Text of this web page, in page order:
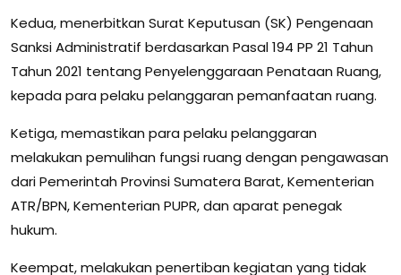
Kedua, menerbitkan Surat Keputusan (SK) Pengenaan
Sanksi Administratif berdasarkan Pasal 194 PP 21 Tahun
Tahun 2021 tentang Penyelenggaraan Penataan Ruang,
kepada para pelaku pelanggaran pemanfaatan ruang.
Ketiga, memastikan para pelaku pelanggaran
melakukan pemulihan fungsi ruang dengan pengawasan
dari Pemerintah Provinsi Sumatera Barat, Kementerian
ATR/BPN, Kementerian PUPR, dan aparat penegak
hukum.
Keempat, melakukan penertiban kegiatan yang tidak